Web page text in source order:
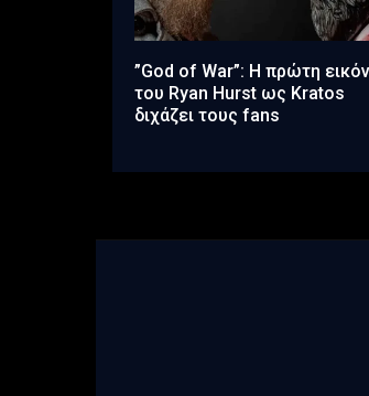
”God of War”: Η πρώτη
του Ryan Hurst ως Kratos
διχάζει τους fans